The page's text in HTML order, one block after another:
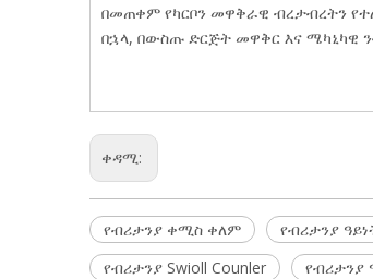
በመጠቀም የካርቦን መዋቅራዊ ብረታብረትን
በኋላ, በውስጡ ድርጅት መዋቅር እና ሜካኒካዊ
ቀዳሚ:
የብሪታንያ ቀሚስ ቀለም የብሪታንያ
የብሪታንያ Swioll Counler
የብሪታንያ